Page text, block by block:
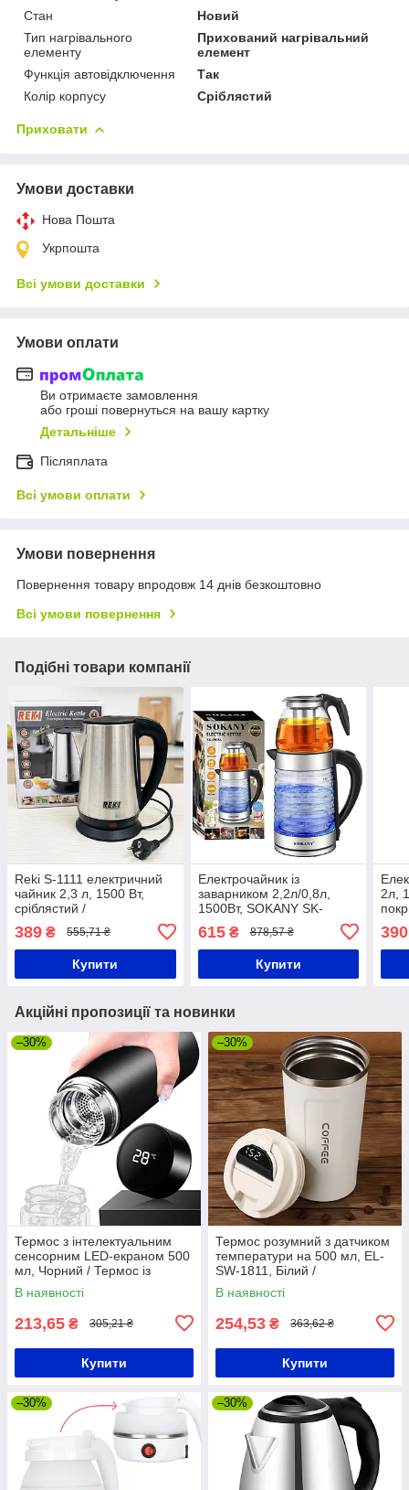
Стан
Новий
Тип нагрівального
елементу
Прихований нагрівальний
елемент
Функція автовідключення
Так
Колір корпусу
Сріблястий
Приховати
Умови доставки
Нова Пошта
Укрпошта
Всі умови доставки
Умови оплати
Ви отримаєте замовлення
або гроші повернуться на вашу картку
Детальніше
Післяплата
Всі умови оплати
Умови повернення
Повернення товару впродовж 14 днів безкоштовно
Всі умови повернення
Подібні товари компанії
Reki S-1111 електричний
чайник 2,3 л, 1500 Вт,
сріблястий /
Електрочайник / Дисковий
нагрів
389 ₴ 555,71 ₴
Купити
Електрочайник із
заварником 2,2л/0,8л,
1500Вт, SOKANY SK-
09054 / Скляний чайник
електричний
615₴ 878,57 ₴
Купити
2л,
Акційні пропозиції та новинки
–30%
Термос з інтелектуальним
сенсорним LED-екраном 500
мл, Чорний / Термос із
нержавіючої сталі
В наявності
213,65 ₴ 305,21 ₴
Купити
–30%
Термос розумний з датчиком
температури на 500 мл, EL-
SW-1811, Білий /
Термокружка з сенсорним
дисплеєм
В наявності
254,53 ₴ 363,62 ₴
Купити
–30% –30%